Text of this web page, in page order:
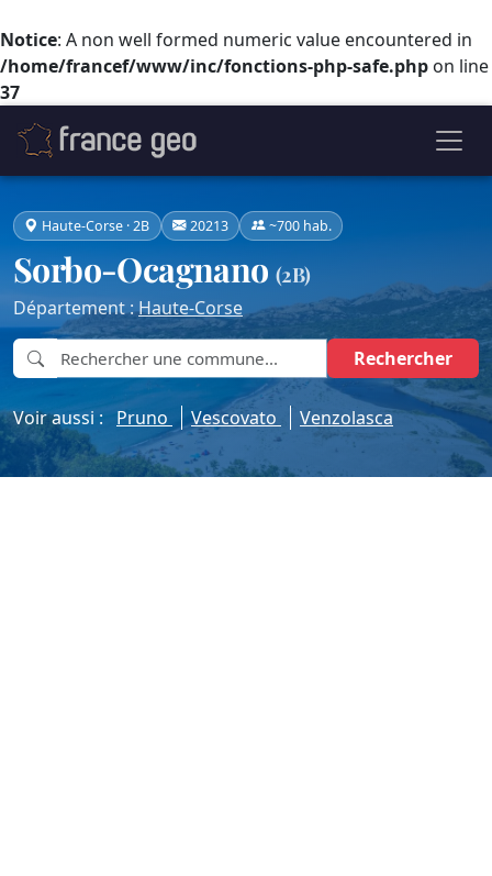
Notice: A non well formed numeric value encountered in
/home/francef/www/inc/fonctions-php-safe.php on line
37
Haute-Corse · 2B 20213 ~700 hab.
Sorbo-Ocagnano (2B)
Département :Haute-Corse
Rechercher
Voir aussi : Pruno Vescovato Venzolasca